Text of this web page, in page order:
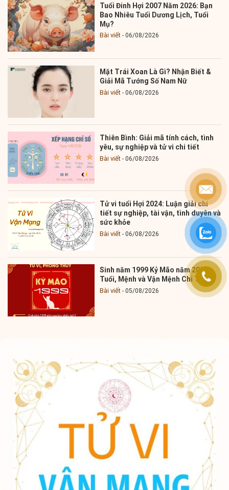
Tuổi Đinh Hợi 2007 Năm 2026: Bạn
Bao Nhiêu Tuổi Dương Lịch, Tuổi
Mụ?
Bài viết 06/08/2026
Mặt Trái Xoan Là Gì? Nhận Biết &
Giải Mã Tướng Số Nam Nữ
Bài viết 06/08/2026
Thiên Bình: Giải mã tính cách, tình
yêu, sự nghiệp và tử vi chi tiết
Bài viết 06/08/2026
Tử vi tuổi Hợi 2024: Luận giải chi
tiết sự nghiệp, tài vận, tình duyên và
sức khỏe
Bài viết 06/08/2026
Sinh năm 1999 Kỷ Mão năm 2025:
Tuổi, Mệnh và Vận Mệnh Chi Tiết
Bài viết 05/08/2026